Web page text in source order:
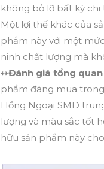
không bỏ lỡ bất kỳ
Một lợi thế khác của
phẩm này với một
ninh chất lượng mà
↭Đánh giá tổng
phẩm đáng mua
Hồng Ngoại SMD
lượng và màu sắc tốt
hữu sản phẩm này